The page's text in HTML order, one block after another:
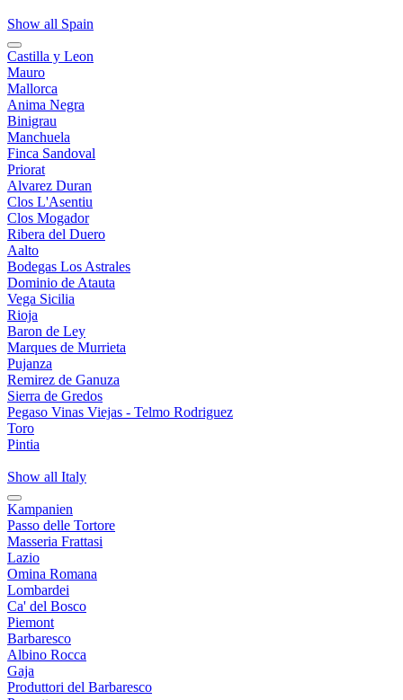
Show all Spain
Castilla y Leon
Mauro
Mallorca
Anima Negra
Binigrau
Manchuela
Finca Sandoval
Priorat
Alvarez Duran
Clos L'Asentiu
Clos Mogador
Ribera del Duero
Aalto
Bodegas Los Astrales
Dominio de Atauta
Vega Sicilia
Rioja
Baron de Ley
Marques de Murrieta
Pujanza
Remirez de Ganuza
Sierra de Gredos
Pegaso Vinas Viejas - Telmo Rodriguez
Toro
Pintia
Show all Italy
Kampanien
Passo delle Tortore
Masseria Frattasi
Lazio
Omina Romana
Lombardei
Ca' del Bosco
Piemont
Barbaresco
Albino Rocca
Gaja
Produttori del Barbaresco